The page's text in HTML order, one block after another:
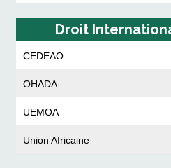
Droit
CEDEAO
OHADA
UEMOA
Union Africaine